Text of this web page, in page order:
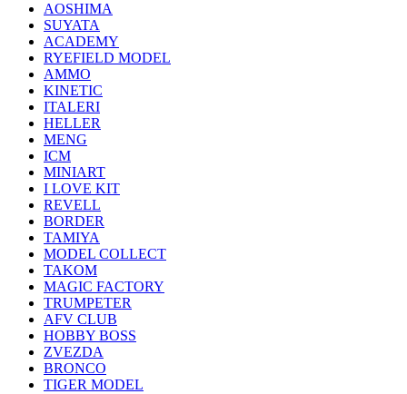
AOSHIMA
SUYATA
ACADEMY
RYEFIELD MODEL
AMMO
KINETIC
ITALERI
HELLER
MENG
ICM
MINIART
I LOVE KIT
REVELL
BORDER
TAMIYA
MODEL COLLECT
TAKOM
MAGIC FACTORY
TRUMPETER
AFV CLUB
HOBBY BOSS
ZVEZDA
BRONCO
TIGER MODEL